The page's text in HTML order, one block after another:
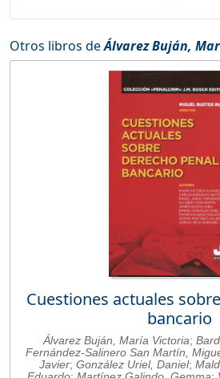
Otros libros deÁlvarez Buján,
Cuestiones actuales
bancario
Álvarez Buján, María Victoria;
Fernández-Salinero San Martín,
Javier; González Uriel, Daniel;